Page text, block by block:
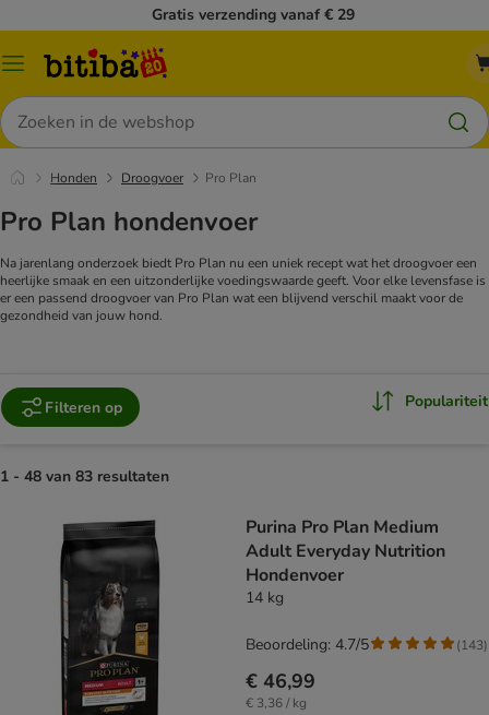
Gratis verzending vanaf € 29
Catalogusmenu
Zoeken
Honden Droogvoer Pro Plan
Pro Plan hondenvoer
Na jarenlang onderzoek biedt Pro Plan nu een uniek recept wat het droogvoer een
heerlijke smaak en een uitzonderlijke voedingswaarde geeft. Voor elke levensfase is
er een passend droogvoer van Pro Plan wat een blijvend verschil maakt voor de
gezondheid van jouw hond.
Filteren op Populariteit
1 - 48 van 83 resultaten
Purina Pro Plan Medium
Adult Everyday Nutrition
Hondenvoer
14 kg
€ 46,99
€ 3,36 / kg
Beoordeling: 4.7/5 (143)